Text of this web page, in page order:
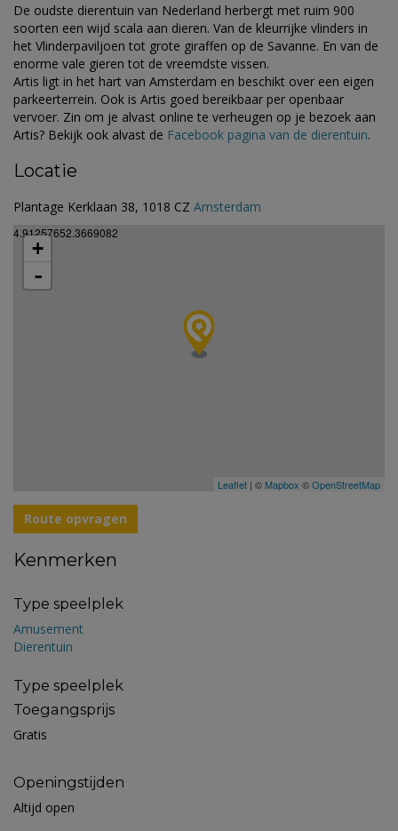
De oudste dierentuin van Nederland herbergt met ruim 900
soorten een wijd scala aan dieren. Van de kleurrijke vlinders in
het Vlinderpaviljoen tot grote giraffen op de Savanne. En van de
enorme vale gieren tot de vreemdste vissen.
Artis ligt in het hart van Amsterdam en beschikt over een eigen
parkeerterrein. Ook is Artis goed bereikbaar per openbaar
vervoer. Zin om je alvast online te verheugen op je bezoek aan
Artis? Bekijk ook alvast de Facebook pagina van de dierentuin.
Locatie
Plantage Kerklaan 38, 1018 CZ Amsterdam
4.91257652.3669082
+
-
Leaflet | © Mapbox ©OpenStreetMap
Route opvragen
Kenmerken
Type speelplek
Amusement
Dierentuin
Type speelplek
Toegangsprijs
Gratis
Openingstijden
Altijd open